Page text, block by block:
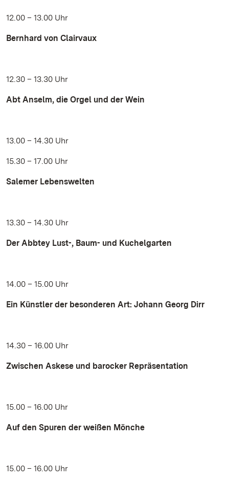
12.00 – 13.00 Uhr
Bernhard von Clairvaux
12.30 – 13.30 Uhr
Abt Anselm, die Orgel und der Wein
13.00 – 14.30 Uhr
15.30 – 17.00 Uhr
Salemer Lebenswelten
13.30 – 14.30 Uhr
Der Abbtey Lust-, Baum- und Kuchelgarten
14.00 – 15.00 Uhr
Ein Künstler der besonderen Art: Johann Georg Dirr
14.30 – 16.00 Uhr
Zwischen Askese und barocker Repräsentation
15.00 – 16.00 Uhr
Auf den Spuren der weißen Mönche
15.00 – 16.00 Uhr